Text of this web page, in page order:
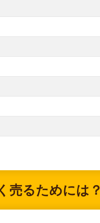
売るためには？